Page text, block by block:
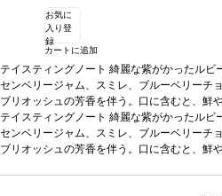
お気に
入り登
録
カートに追加
テイスティングノート 綺麗な紫がかったルビ
センベリージャム、スミレ、ブルーベリーチ
ブリオッシュの芳香を伴う。口に含むと、鮮
ス、ブラックベリー、ベーキングスパイスを
クスチャーを持ち、石灰質でドライなタンニ
くくられる合う料理赤身肉、ステーキ、パス
テイスティングノート 綺麗な紫がかったルビ
センベリージャム、スミレ、ブルーベリーチ
ブリオッシュの芳香を伴う。口に含むと、鮮